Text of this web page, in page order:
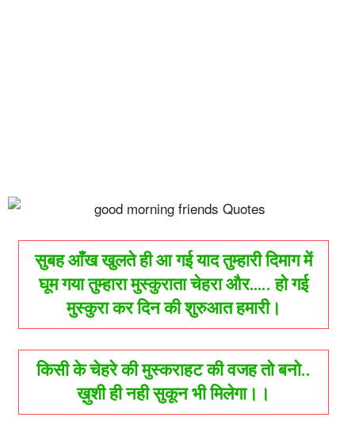
सुबह आँख खुलते ही आ गई याद तुम्हारी दिमाग में
घूम गया तुम्हारा मुस्कुराता चेहरा और….. हो गई
मुस्कुरा कर दिन की शुरुआत हमारी।
किसी के चेहरे की मुस्कराहट की वजह तो बनो..
ख़ुशी ही नही सुकून भी मिलेगा।।